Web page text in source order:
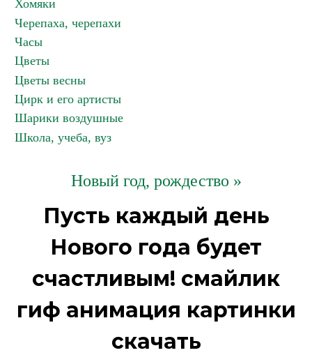
Хомяки
Черепаха, черепахи
Часы
Цветы
Цветы весны
Цирк и его артисты
Шарики воздушные
Школа, учеба, вуз
Новый год, рождество »
Пусть каждый день
Нового года будет
счастливым! смайлик
гиф анимация картинки
скачать